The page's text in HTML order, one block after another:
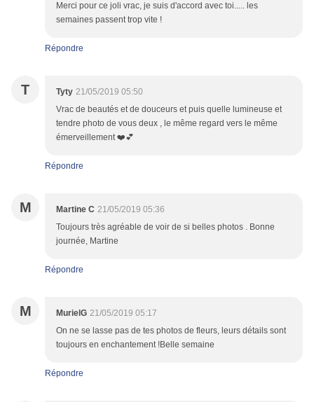
Merci pour ce joli vrac, je suis d'accord avec toi..... les
semaines passent trop vite !
Répondre
T Tyty 21/05/2019 05:50
Vrac de beautés et de douceurs et puis quelle lumineuse et
tendre photo de vous deux , le même regard vers le même
émerveillement ❤️💕
Répondre
M Martine C 21/05/2019 05:36
Toujours très agréable de voir de si belles photos . Bonne
journée, Martine
Répondre
M MurielG 21/05/2019 05:17
On ne se lasse pas de tes photos de fleurs, leurs détails sont
toujours en enchantement !Belle semaine
Répondre